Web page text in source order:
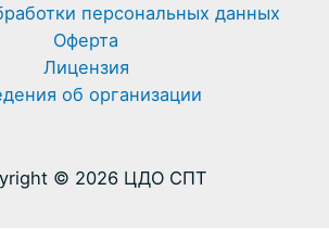
персональных данных
Оферта
Лицензия
об организации
© 2026 ЦДО СПТ